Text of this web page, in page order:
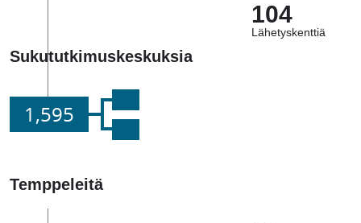
104
Lähetyskenttiä
Sukututkimuskeskuksia
1,595
Temppeleitä